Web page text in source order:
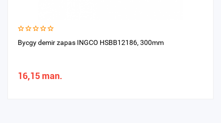
Bycgy demir zapas INGCO HSBB12186, 300mm
16,15 man.